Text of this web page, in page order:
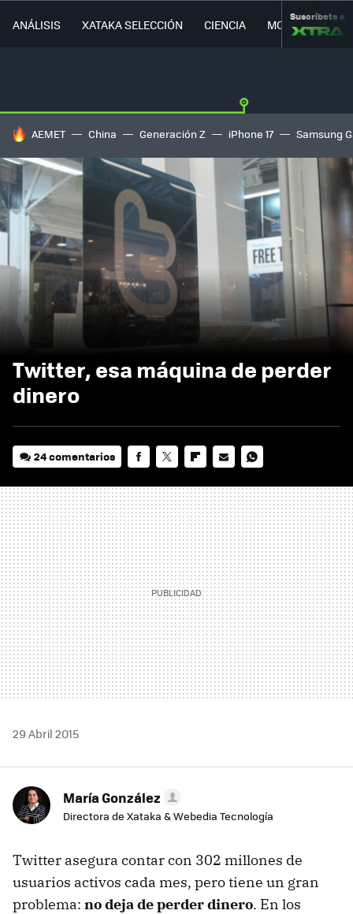
ANÁLISIS XATAKA SELECCIÓN CIENCIA MOVILIDAD
Suscríbete a
HOY SE HABLA DE
AEMET China Generación Z iPhone 17 Samsung
Twitter, esa máquina de perder
dinero
24 comentarios
MAIL
29 Abril 2015
María González
Directora de Xataka & Webedia Tecnología
Twitter asegura contar con 302 millones de
usuarios activos cada mes, pero tiene un gran
problema: no deja de perder dinero. En los